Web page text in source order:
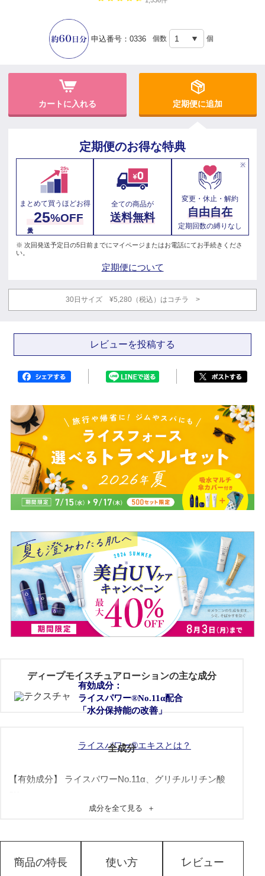
申込番号：0336 個数 個
定期便に追加
定期便のお得な特典
まとめて買うほどお得
25%OFF
全ての商品が
送料無料
変更・休止・解約
自由自在
定期回数の縛りなし
※
※ 次回発送予定日の5日前までにマイページまたはお電話にてお手続きくださ
い。
定期便について
30日サイズ ¥5,280（税込）はコチラ >
レビューを投稿する
ディープモイスチュアローションの主な成分
有効成分：
ライスパワー®No.11α配合
「水分保持能の改善」
ライスパワー®︎エキスとは？
全成分
【有効成分】
ライスパワーNo.11α、グリチルリチン酸
水、エタノール、BG、DPG、濃グリセ
液、ヒアルロン酸Na-2、植物性スクワラン、天然ビタミ
ンE、PEG（120）、POE・POPデシルテトラデシルエ
成分を全て見る ＋
商品の特長 使い方 レビュー